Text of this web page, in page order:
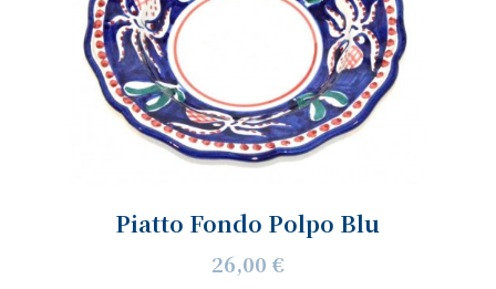
Piatto Fondo Polpo Blu
26,00 €